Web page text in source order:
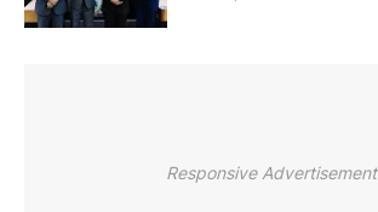
Responsive Advertisement